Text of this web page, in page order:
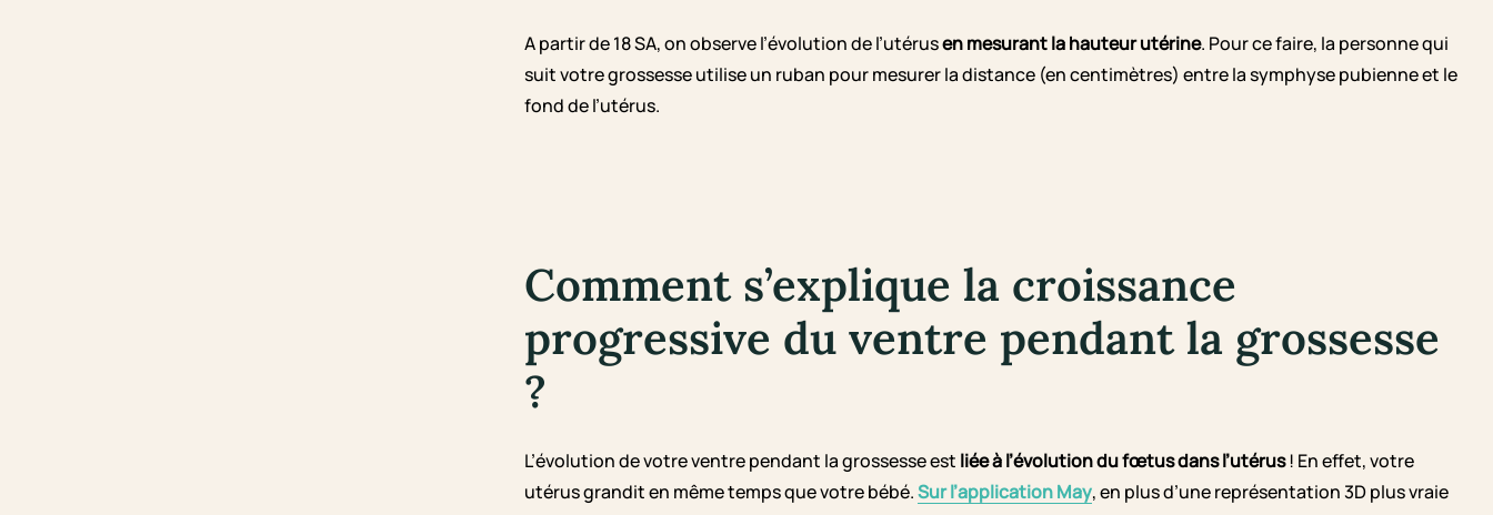
A partir de 18 SA, on observe l’évolution de l’utérusen mesurant la hauteur utérine. Pour ce faire, la personne qui
suit votre grossesse utilise un ruban pour mesurer la distance (en centimètres) entre la symphyse pubienne et le
fond de l’utérus.
Comment s’explique la croissance
progressive du ventre pendant la grossesse
?
L’évolution de votre ventre pendant la grossesse est liée à l’évolution du fœtus dans l’utérus! En effet, votre
utérus grandit en même temps que votre bébé.Sur l’application May, en plus d’une représentation 3D plus vraie